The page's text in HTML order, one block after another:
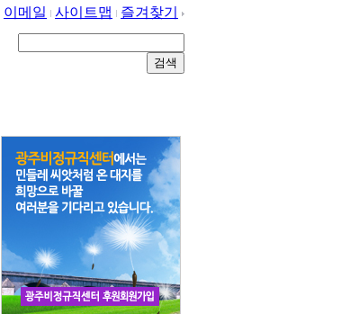
이메일 사이트맵 즐겨찾기